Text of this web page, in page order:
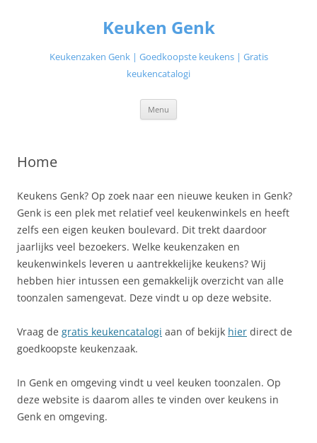
Keuken Genk
Keukenzaken Genk | Goedkoopste keukens | Gratis
keukencatalogi
Menu
Home
Keukens Genk? Op zoek naar een nieuwe keuken in Genk?
Genk is een plek met relatief veel keukenwinkels en heeft
zelfs een eigen keuken boulevard. Dit trekt daardoor
jaarlijks veel bezoekers. Welke keukenzaken en
keukenwinkels leveren u aantrekkelijke keukens? Wij
hebben hier intussen een gemakkelijk overzicht van alle
toonzalen samengevat. Deze vindt u op deze website.
Vraag de gratis keukencatalogi aan of bekijk hier direct de
goedkoopste keukenzaak.
In Genk en omgeving vindt u veel keuken toonzalen. Op
deze website is daarom alles te vinden over keukens in
Genk en omgeving.